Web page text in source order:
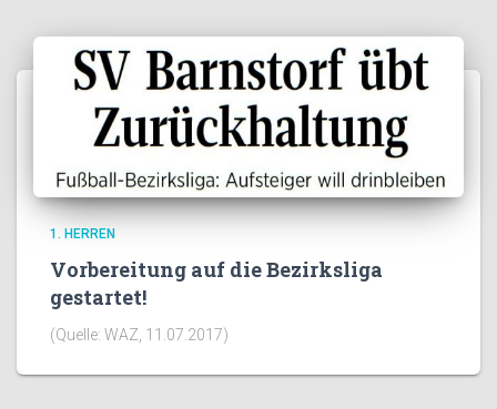
1. HERREN
Vorbereitung auf die Bezirksliga
gestartet!
(Quelle: WAZ, 11.07.2017)